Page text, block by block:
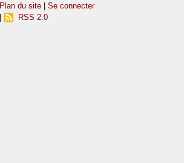
Plan du site |Se connecter
RSS 2.0